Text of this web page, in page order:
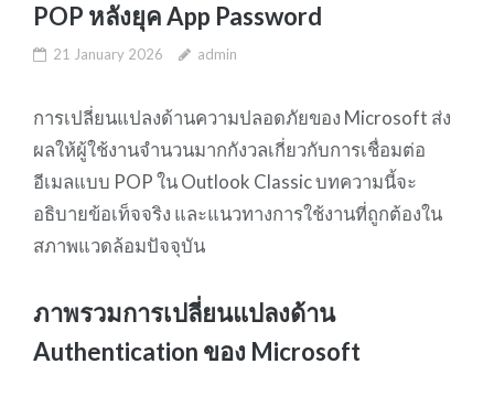
POP หลังยุค App Password
21 January 2026 admin
การเปลี่ยนแปลงด้านความปลอดภัยของ Microsoft ส่ง
ผลให้ผู้ใช้งานจำนวนมากกังวลเกี่ยวกับการเชื่อมต่อ
อีเมลแบบ POP ใน Outlook Classic บทความนี้จะ
อธิบายข้อเท็จจริง และแนวทางการใช้งานที่ถูกต้องใน
สภาพแวดล้อมปัจจุบัน
ภาพรวมการเปลี่ยนแปลงด้าน
Authentication ของ Microsoft